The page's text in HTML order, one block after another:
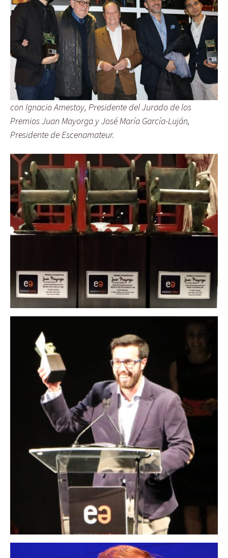
con Ignacio Amestoy, Presidente del Jurado de los
Premios Juan Mayorga y José María García-Luján,
Presidente de Escenamateur.